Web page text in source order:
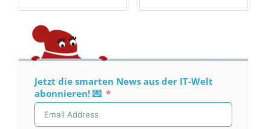
Jetzt die smarten News aus der IT-Welt
abonnieren! 💌